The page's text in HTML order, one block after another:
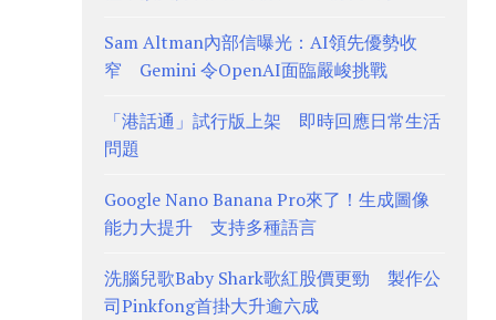
Sam Altman內部信曝光：AI領先優勢收
窄 Gemini 令OpenAI面臨嚴峻挑戰
「港話通」試行版上架 即時回應日常生活
問題
Google Nano Banana Pro來了！生成圖像
能力大提升 支持多種語言
洗腦兒歌Baby Shark歌紅股價更勁 製作公
司Pinkfong首掛大升逾六成